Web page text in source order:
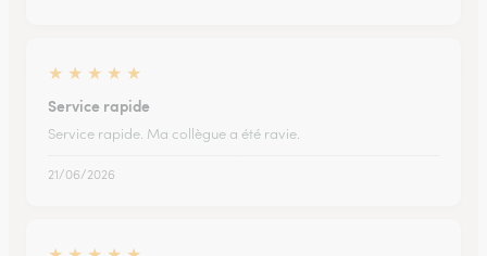
★ ★ ★ ★ ★
Service rapide
Service rapide. Ma collègue a été ravie.
21/06/2026